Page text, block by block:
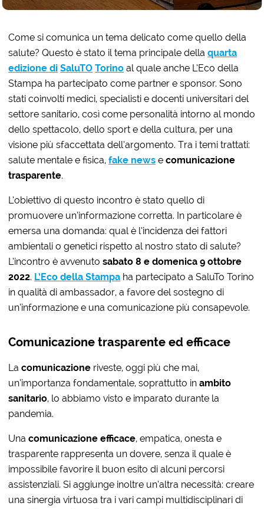
Come si comunica un tema delicato come quello della
salute? Questo è stato il tema principale dellaquarta
edizione di SaluTO Torino al quale anche L’Eco della
Stampa ha partecipato come partner e sponsor. Sono
stati coinvolti medici, specialisti e docenti universitari del
settore sanitario, così come personalità intorno al mondo
dello spettacolo, dello sport e della cultura, per una
visione più sfaccettata dell’argomento. Tra i temi trattati:
salute mentale e fisica,fake news ecomunicazione
trasparente.
L’obiettivo di questo incontro è stato quello di
promuovere un’informazione corretta. In particolare è
emersa una domanda: qual è l’incidenza dei fattori
ambientali o genetici rispetto al nostro stato di salute?
L’incontro è avvenutosabato 8 e domenica 9 ottobre
2022. L’Eco della Stampa ha partecipato a SaluTo Torino
in qualità di ambassador, a favore del sostegno di
un’informazione e una comunicazione più consapevole.
Comunicazione trasparente ed efficace
Lacomunicazione riveste, oggi più che mai,
un’importanza fondamentale, soprattutto inambito
sanitario, lo abbiamo visto e imparato durante la
pandemia.
Unacomunicazione efficace, empatica, onesta e
trasparente rappresenta un dovere, senza il quale è
impossibile favorire il buon esito di alcuni percorsi
assistenziali. Si aggiunge inoltre un’altra necessità: creare
una sinergia virtuosa tra i vari campi multidisciplinari di